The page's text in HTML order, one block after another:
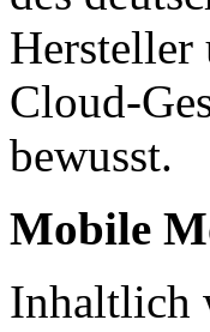
Hersteller
Cloud-
bewusst.
Mobile
Inhaltlich